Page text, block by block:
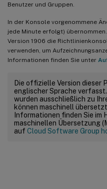
Benutzer und Gruppen.
In der Konsole vorgenommene
jede Minute erfolgt)
Version 1906 die
verwenden, um
Informationen finden Sie unter
Die offizielle Version dieser
englischer Sprache
wurden ausschließlich zu
können maschinell
Informationen finden Sie im
maschinellen Übersetzung
auf Cloud Software Group